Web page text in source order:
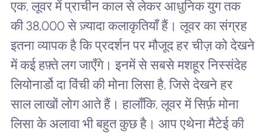
एक, लूवर में प्राचीन काल से लेकर आधुनिक युग तक
की 38,000 से ज़्यादा कलाकृतियाँ हैं। लूवर का संग्रह
इतना व्यापक है कि प्रदर्शन पर मौजूद हर चीज़ को देखने
में कई हफ़्ते लग जाएँगे। इनमें से सबसे मशहूर निस्संदेह
लियोनार्डो दा विंची की मोना लिसा है, जिसे देखने हर
साल लाखों लोग आते हैं। हालाँकि, लूवर में सिर्फ़ मोना
लिसा के अलावा भी बहुत कुछ है। आप एथेना मैटेई की